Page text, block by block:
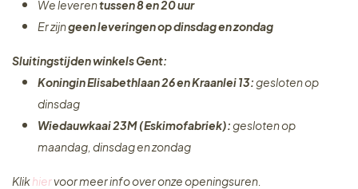
We leverentussen 8 en 20 uur
Er zijngeen leveringenop dinsdag en zondag
Sluitingstijden winkels Gent:
Koningin Elisabethlaan 26 en Kraanlei 13:gesloten op
dinsdag
Wiedauwkaai 23M (Eskimofabriek):gesloten op
maandag, dinsdag en zondag
Klikhiervoor meer info over onze openingsuren.